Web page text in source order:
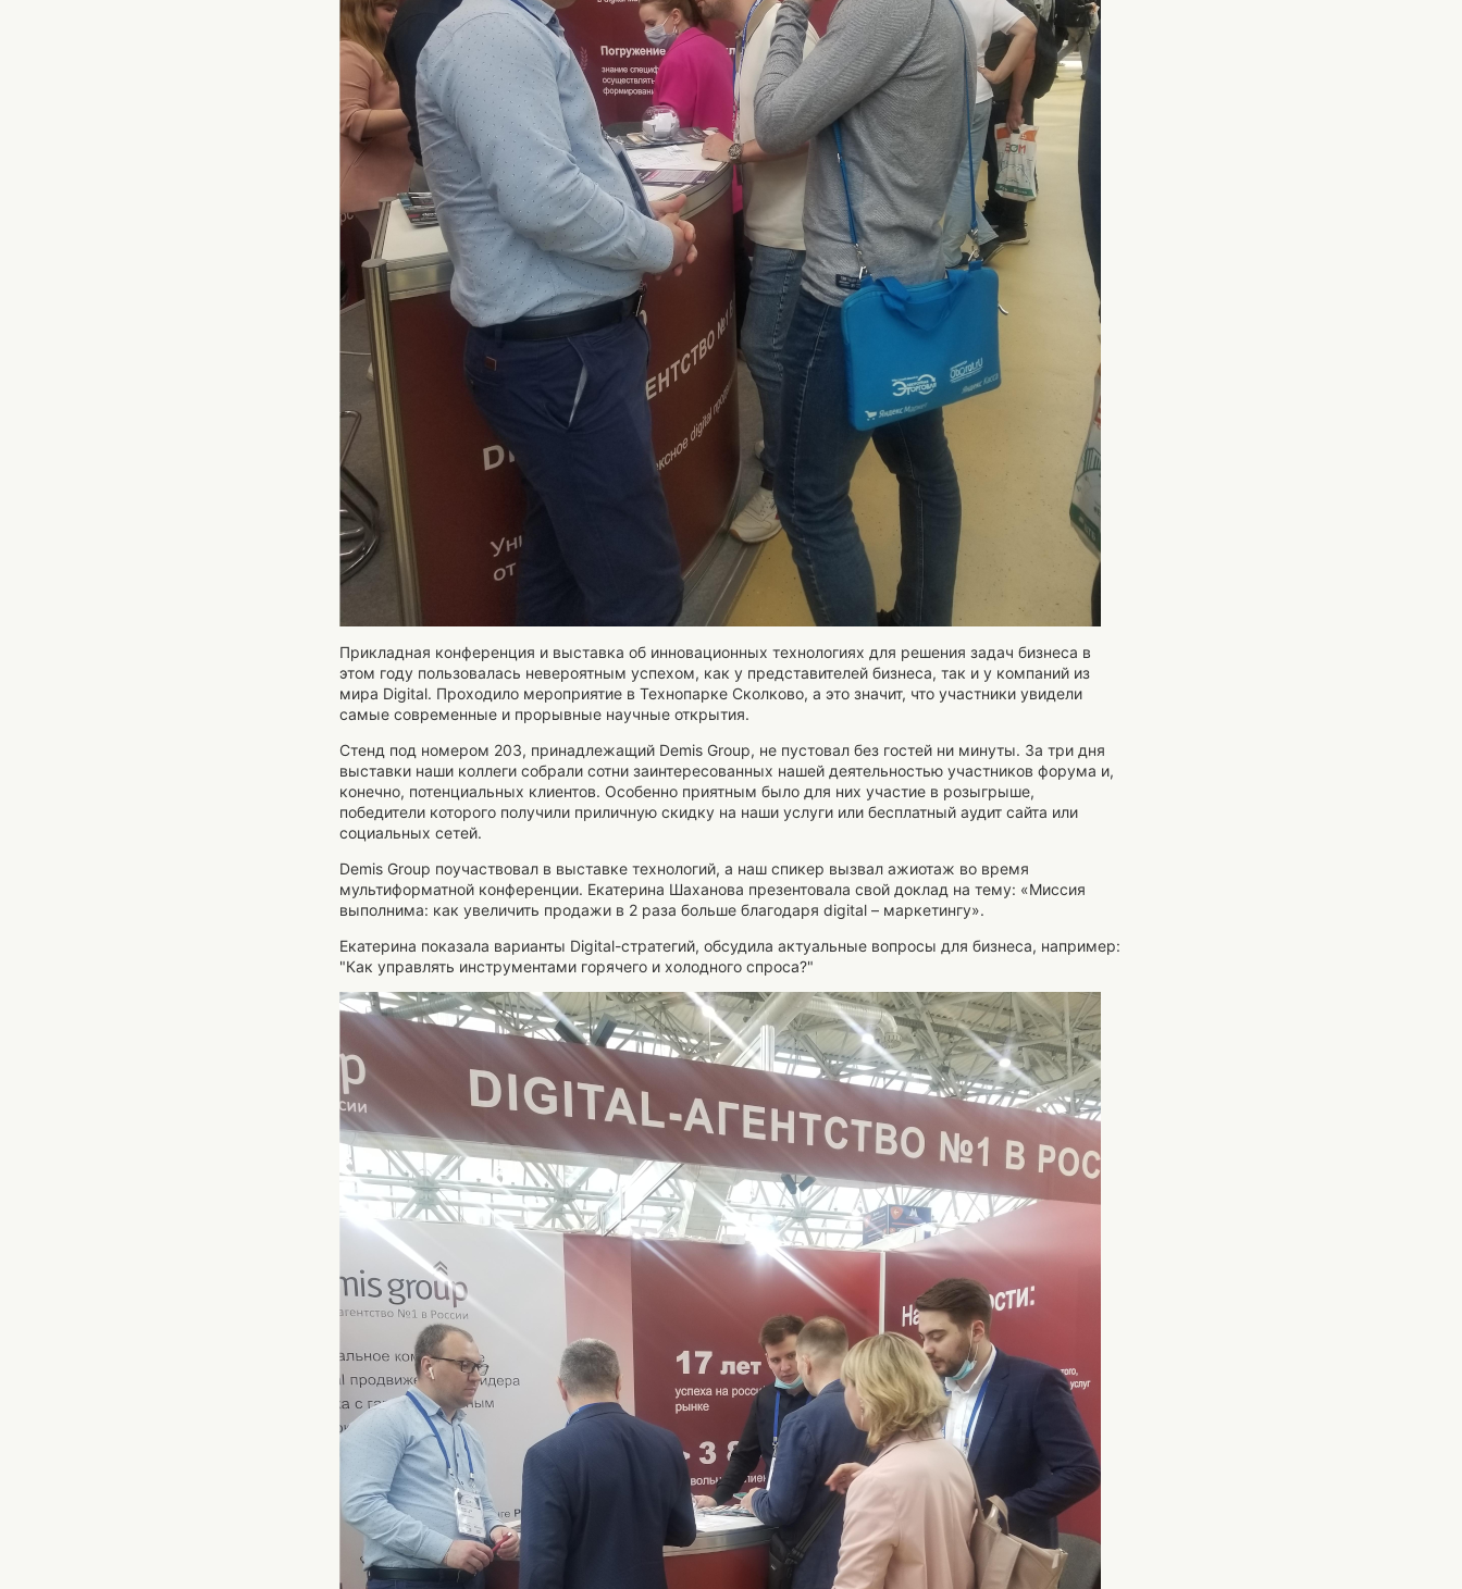
Прикладная конференция и выставка об инновационных технологиях для решения задач бизнеса в
этом году пользовалась невероятным успехом, как у представителей бизнеса, так и у компаний из
мира Digital. Проходило мероприятие в Технопарке Сколково, а это значит, что участники увидели
самые современные и прорывные научные открытия.
Стенд под номером 203, принадлежащий Demis Group, не пустовал без гостей ни минуты. За три дня
выставки наши коллеги собрали сотни заинтересованных нашей деятельностью участников форума и,
конечно, потенциальных клиентов. Особенно приятным было для них участие в розыгрыше,
победители которого получили приличную скидку на наши услуги или бесплатный аудит сайта или
социальных сетей.
Demis Group поучаствовал в выставке технологий, а наш спикер вызвал ажиотаж во время
мультиформатной конференции. Екатерина Шаханова презентовала свой доклад на тему: «Миссия
выполнима: как увеличить продажи в 2 раза больше благодаря digital – маркетингу».
Екатерина показала варианты Digital-стратегий, обсудила актуальные вопросы для бизнеса, например:
"Как управлять инструментами горячего и холодного спроса?"